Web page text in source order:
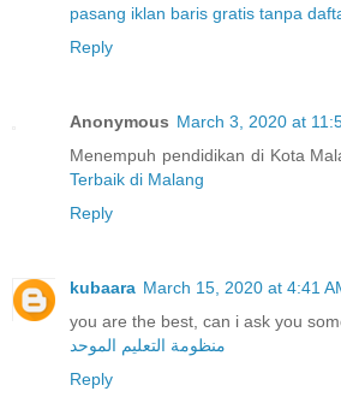
pasang iklan baris gratis tanpa
Reply
Anonymous March 3, 2020 at
Menempuh pendidikan di Kota
Terbaik di Malang
Reply
kubaara March 15, 2020 at 4:41
you are the best, can i ask you
منظومة التعليم الموحد
Reply